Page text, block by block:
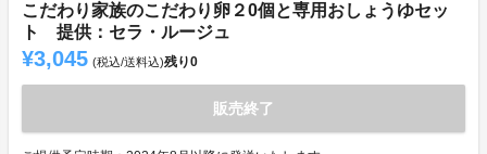
こだわり家族のこだわり卵２0個と専用おしょうゆセッ
ト 提供：セラ・ルージュ
¥3,045 (税込/送料込)残り0
販売終了